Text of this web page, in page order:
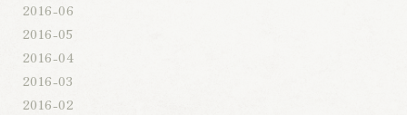
2016-06
2016-05
2016-04
2016-03
2016-02